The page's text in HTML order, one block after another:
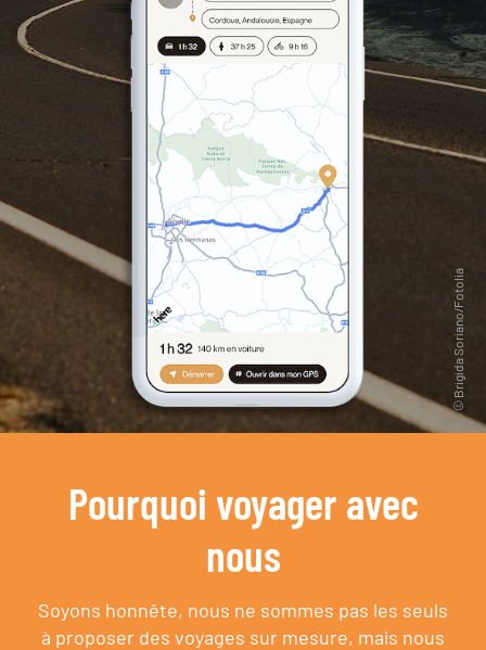
Pourquoi voyager avec
nous
Soyons honnête, nous ne sommes pas les seuls
à proposer des voyages sur mesure, mais nous